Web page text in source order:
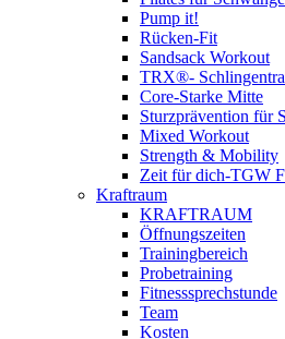
Pump it!
Rücken-Fit
Sandsack Workout
TRX®-
Core-Starke Mitte
Sturzprävention für
Mixed Workout
Strength & Mobility
Zeit für dich-TGW
Kraftraum
KRAFTRAUM
Öffnungszeiten
Trainingbereich
Probetraining
Fitnesssprechstunde
Team
Kosten